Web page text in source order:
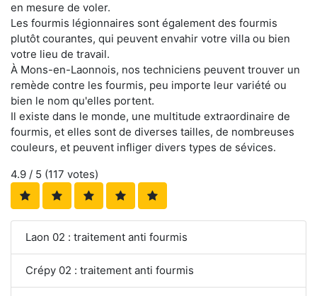
en mesure de voler.
Les fourmis légionnaires sont également des fourmis
plutôt courantes, qui peuvent envahir votre villa ou bien
votre lieu de travail.
À Mons-en-Laonnois, nos techniciens peuvent trouver un
remède contre les fourmis, peu importe leur variété ou
bien le nom qu'elles portent.
Il existe dans le monde, une multitude extraordinaire de
fourmis, et elles sont de diverses tailles, de nombreuses
couleurs, et peuvent infliger divers types de sévices.
4.9 / 5 (117 votes)
Laon 02 : traitement anti fourmis
Crépy 02 : traitement anti fourmis